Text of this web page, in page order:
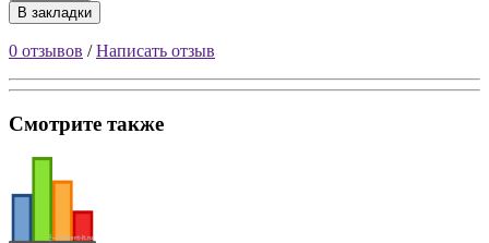
В закладки
0 отзывов /Написать отзыв
Смотрите также